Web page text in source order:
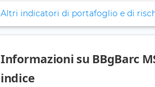
Altri indicatori di portafoglio e di
Informazioni su BBgBarc
indice